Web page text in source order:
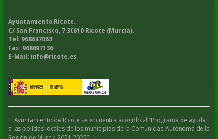
Ayuntamiento Ricote.
C/ San Francisco, 7 30610 Ricote (Murcia).
Tel: 968697063
Fax: 968697136
E-Mail: info@ricote.es
El Ayuntamiento de Ricote se encuentra acogido al “Programa de ayuda
a las policías locales de los municipios de la Comunidad Autónoma de la
Región de Murcia 2021-2025”